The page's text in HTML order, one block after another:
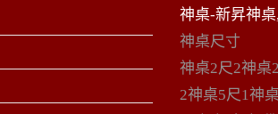
神桌-新昇神
神桌尺寸
神桌2尺2神桌
2神桌5尺1神